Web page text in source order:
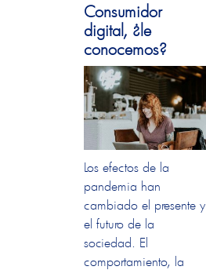
Consumidor
digital, ¿le
conocemos?
Los efectos de la
pandemia han
cambiado el presente y
el futuro de la
sociedad. El
comportamiento, la